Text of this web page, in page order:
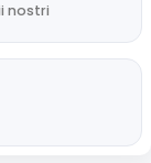
nostri